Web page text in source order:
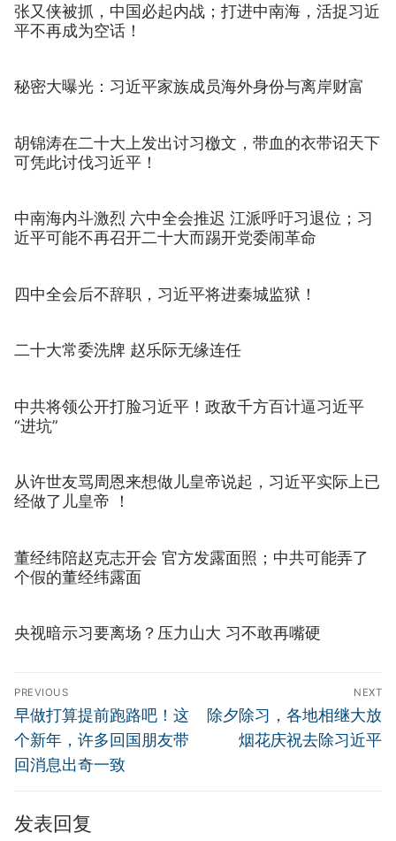
张又侠被抓，中国必起内战；打进中南海，活捉习近
平不再成为空话！
秘密大曝光：习近平家族成员海外身份与离岸财富
胡锦涛在二十大上发出讨习檄文，带血的衣带诏天下
可凭此讨伐习近平！
中南海内斗激烈 六中全会推迟 江派呼吁习退位；习
近平可能不再召开二十大而踢开党委闹革命
四中全会后不辞职，习近平将进秦城监狱！
二十大常委洗牌 赵乐际无缘连任
中共将领公开打脸习近平！政敌千方百计逼习近平
“进坑”
从许世友骂周恩来想做儿皇帝说起，习近平实际上已
经做了儿皇帝 ！
董经纬陪赵克志开会 官方发露面照；中共可能弄了
个假的董经纬露面
央视暗示习要离场？压力山大 习不敢再嘴硬
文
章
导
航
PREVIOUS
Previous
post:
早做打算提前跑路吧！这
个新年，许多回国朋友带
回消息出奇一致
NEXT
Next
post:
除夕除习，各地相继大放
烟花庆祝去除习近平
发表回复